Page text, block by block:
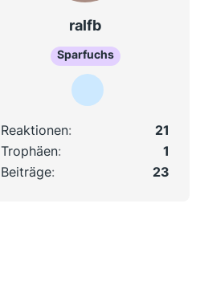
ralfb
Sparfuchs
Reaktionen
21
Trophäen
1
Beiträge
23